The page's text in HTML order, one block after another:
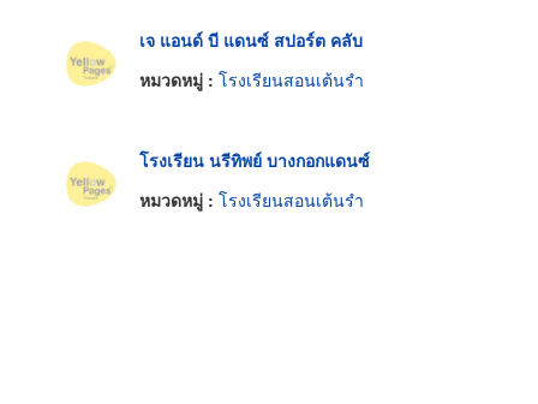
เจ แอนด์ บี แดนซ์ สปอร์ต คลับ
หมวดหมู่ : โรงเรียนสอนเต้นรำ
โรงเรียน นรีทิพย์ บางกอกแดนซ์
หมวดหมู่ : โรงเรียนสอนเต้นรำ